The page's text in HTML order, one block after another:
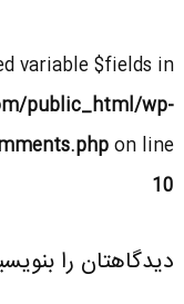
variable $fields in
public_html/wp-
on line
10
دیدگاهتان را